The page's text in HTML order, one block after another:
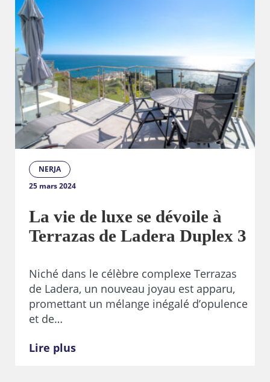
NERJA
25 mars 2024
La vie de luxe se dévoile à
Terrazas de Ladera Duplex 3
Niché dans le célèbre complexe Terrazas
de Ladera, un nouveau joyau est apparu,
promettant un mélange inégalé d’opulence
et de…
Lire plus